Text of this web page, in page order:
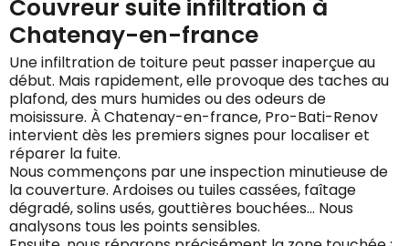
Couvreur suite infiltration à
Chatenay-en-france
Une infiltration de toiture peut passer inaperçue au
début. Mais rapidement, elle provoque des taches au
plafond, des murs humides ou des odeurs de
moisissure. À Chatenay-en-france, Pro-Bati-Renov
intervient dès les premiers signes pour localiser et
réparer la fuite.
Nous commençons par une inspection minutieuse de
la couverture. Ardoises ou tuiles cassées, faîtage
dégradé, solins usés, gouttières bouchées… Nous
analysons tous les points sensibles.